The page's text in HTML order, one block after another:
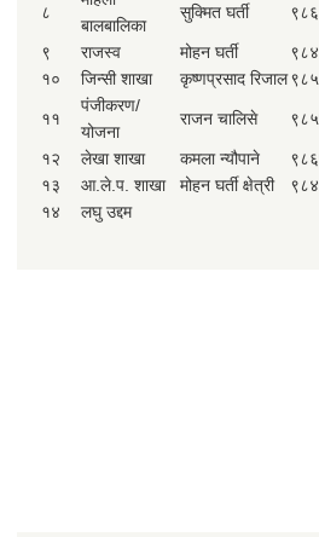
८
बालबालिका
सुक्मित घर्ती
९ राजस्व मोहन घर्ती
१०
जिन्सी शाखा कृष्णप्रसाद रिजाल
११
पंजीकरण/
योजना
राजन चालिसे
१२ लेखा शाखा कमला न्यौपाने
१३
आ.ले.प. शाखा मोहन घर्ती क्षेत्री
१४
लघु उद्दम